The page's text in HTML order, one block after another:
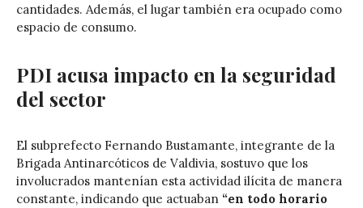
cantidades. Además, el lugar también era ocupado como
espacio de consumo.
PDI acusa impacto en la seguridad
del sector
El subprefecto Fernando Bustamante, integrante de la
Brigada Antinarcóticos de Valdivia, sostuvo que los
involucrados mantenían esta actividad ilícita de manera
constante, indicando que actuaban “en todo horario